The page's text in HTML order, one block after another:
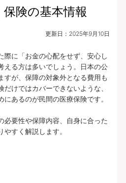
保険期間
終身（総合先進医
プランの中身を見る
線治療、通院・先進医療
ナップからお客さまのニ
障を充実させることがで
保険料払方タイプ：定額タイプ｜個別取扱
）、通院給付金日額5,000円、手術・放射
保険の基本情報
更新日： 2025年9月10日
際に「お金の心配をせず、安心し
える方は多いでしょう。日本の公
すが、保障の対象外となる費用も
けではカバーできないような、
あるのが民間の医療保険です。
必要性や保障内容、自身に合った
すく解説します。